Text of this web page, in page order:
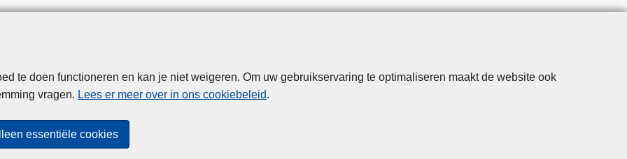
te doen functioneren en kan je niet weigeren. Om uw gebruikservaring te optimaliseren maakt de website ook
vragen. Lees er meer over in ons cookiebeleid.
essentiële cookies
Disclaimer Privacy Cookies Toegankelijkheid
© 2026 Politie.be